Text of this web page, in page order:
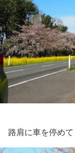
路肩に車を停めて